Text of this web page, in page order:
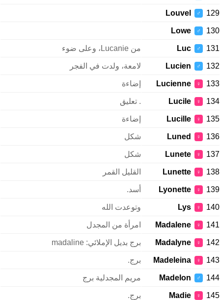
129
♂
Louvel
130
♂
Lowe
131
♂
Luc من Lucanie، وعلى ضوء
132
♂
Lucien لامعة، ولدت في الفجر
133
♀
Lucienne إضاءة
134
♀
Lucile . تعليق
135
♀
Lucille إضاءة
136
♀
Luned شكل
137
♀
Lunete شكل
138
♀
Lunette القليل القمر
139
♀
Lyonette أسد.
140
♀
Lys وتوعدت الله
141
♀
Madalene امرأة من المجدل
142
♀
Madalyne برج بديل الإملائي: madaline
143
♀
Madeleina برج.
144
♂
Madelon مريم المجدلية برج
145
♀
Madie برج.